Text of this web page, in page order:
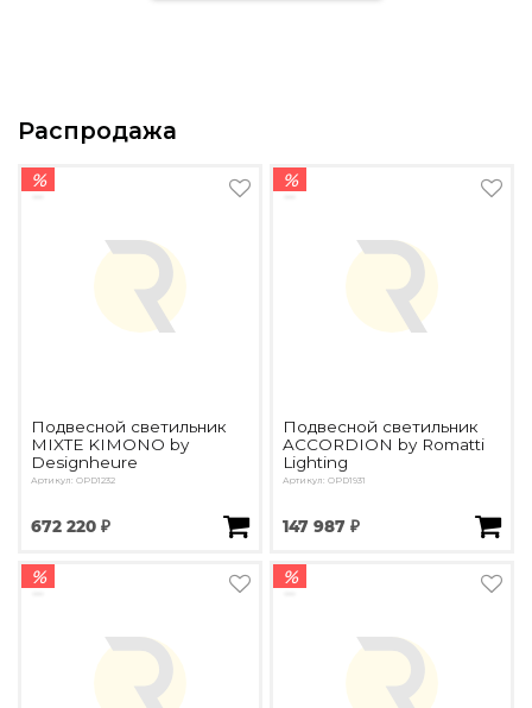
Распродажа
%
Подвесной светильник
MIXTE KIMONO by
Designheure
Артикул: OPD1232
672 220 ₽
%
Подвесной светильник
ACCORDION by Romatti
Lighting
Артикул: OPD1931
147 987 ₽
% %